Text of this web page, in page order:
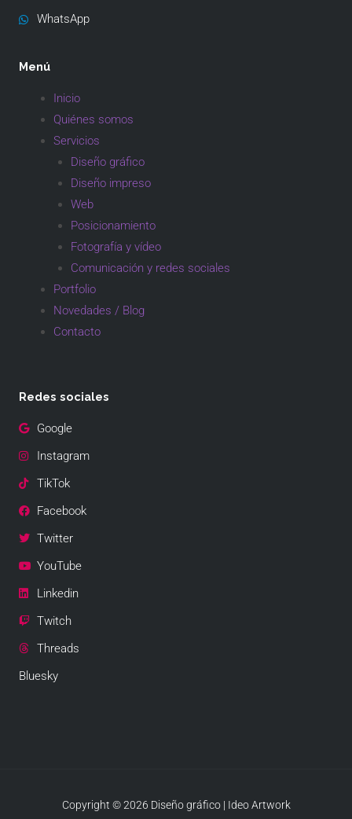
WhatsApp
Menú
Inicio
Quiénes somos
Servicios
Diseño gráfico
Diseño impreso
Web
Posicionamiento
Fotografía y vídeo
Comunicación y redes sociales
Portfolio
Novedades / Blog
Contacto
Redes sociales
Google
Instagram
TikTok
Facebook
Twitter
YouTube
Linkedin
Twitch
Threads
Bluesky
Copyright © 2026 Diseño gráfico | Ideo Artwork